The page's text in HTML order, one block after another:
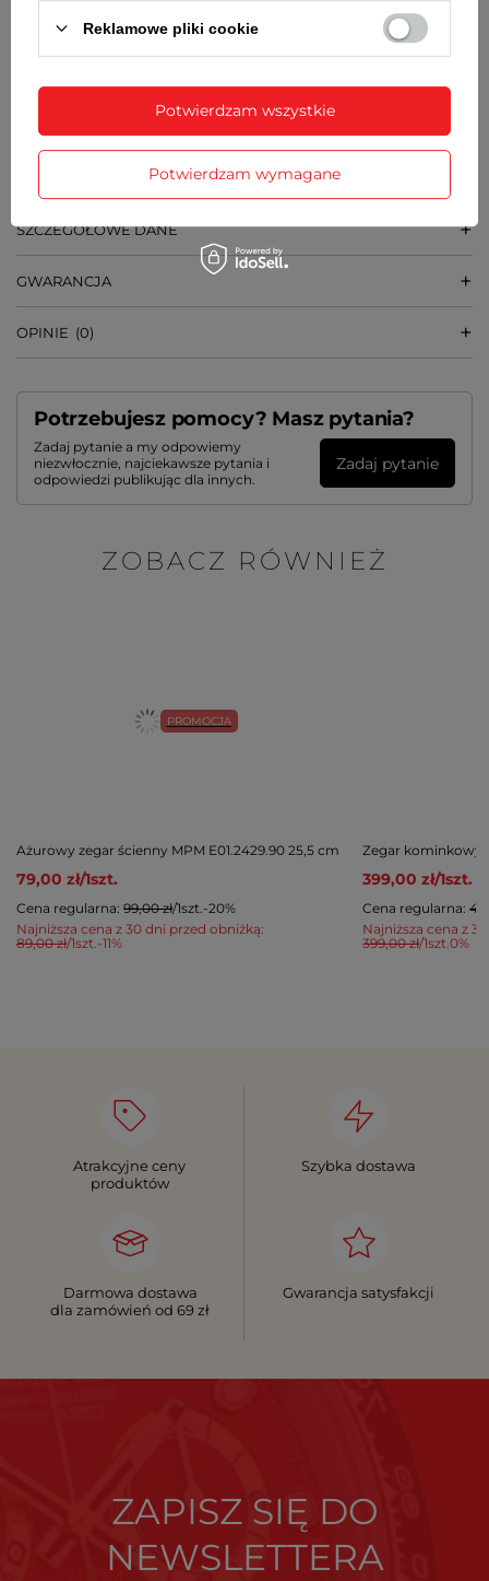
WYMIARY
średnica tarczy - 10 cm
średnica zegara - w zależności od upodobań
montowany; optymalna średnica dla tego
modelu to ok. 45 - 55 cm
SZCZEGÓŁOWE DANE
GWARANCJA
OPINIE (0)
Potrzebujesz pomocy? Masz pytania?
Zadaj pytanie a my odpowiemy
niezwłocznie, najciekawsze pytania i
odpowiedzi publikując dla innych.
Zadaj pytanie
ZOBACZ RÓWNIEŻ
PROMOCJA
Ażurowy zegar ścienny MPM E01.2429.90 25,5 cm
79,00 zł/1szt.
Najniższa cena z 30 dni przed obniżką:
89,00 zł/1szt.-11%
Cena regularna: 99,00 zł/1szt.-20%
Zegar kominkowy
399,00 zł/1szt.
Najniższa cena z
399,00 zł/1szt.0%
Cena regularna:
Atrakcyjne ceny
produktów
Szybka dostawa
Darmowa dostawa
dla zamówień od 69 zł
Gwarancja satysfakcji
ZAPISZ SIĘ DO
NEWSLETTERA
Reklamowe pliki cookie
Potwierdzam wymagane
Potwierdzam wszystkie